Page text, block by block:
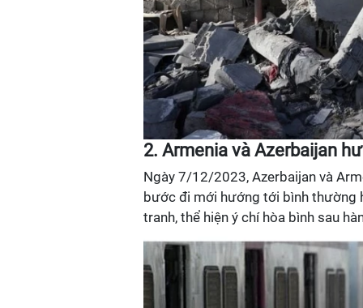
2. Armenia và Azerbaijan
Ngày 7/12/2023, Azerbaijan và
bước đi mới hướng tới bình thường
tranh, thể hiện ý chí hòa bình sau